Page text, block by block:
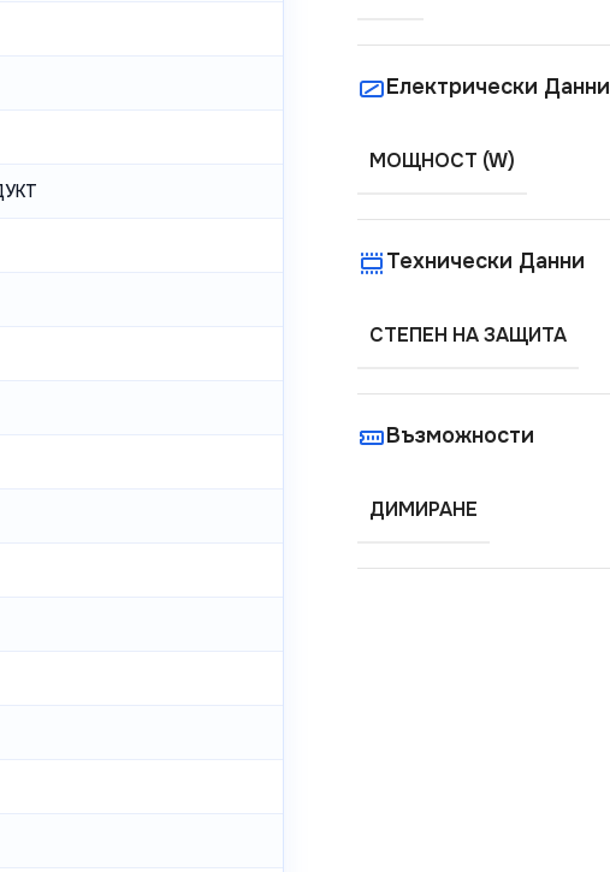
Електрически Данни
МОЩНОСТ (W)
Технически Данни
СТЕПЕН НА ЗАЩИТА
Възможности
ДИМИРАНЕ